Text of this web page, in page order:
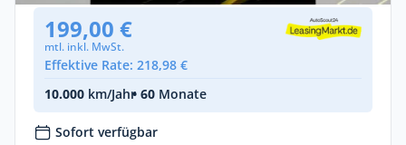
199,00 €
mtl. inkl. MwSt.
Effektive Rate: 218,98 €
10.000 km/Jahr• 60 Monate
Sofort verfügbar